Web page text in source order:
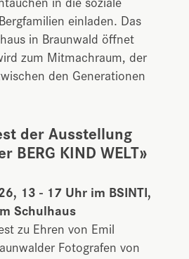
einladen. Das
in Braunwald öffnet
zum Mitmachraum, der
den Generationen
der Ausstellung
BERG KIND WELT»
13 - 17 Uhr im BSINTI,
Schulhaus
zu Ehren von Emil
Fotografen von